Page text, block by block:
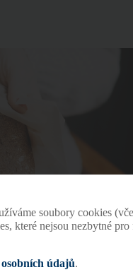
soubory cookies
které nejsou nezbytné
údajů.